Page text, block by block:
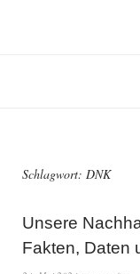
Schlagwort: DNK
Unsere
Fakten, Daten